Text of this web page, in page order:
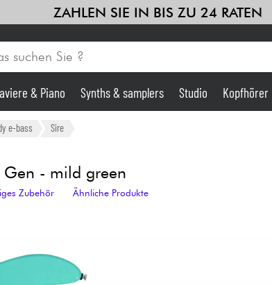
ZAHLEN SIE IN BIS ZU 24 RATEN
& Piano Synths & samplers Studio Kopfhörer
e-bass Sire
- mild green
Zubehör Ähnliche Produkte